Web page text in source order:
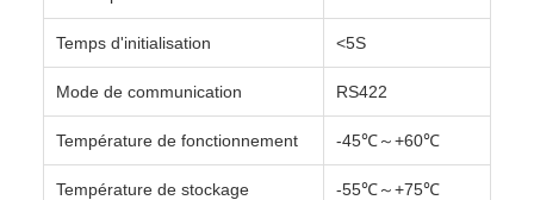
Temps d'initialisation <5S
Mode de communication RS422
Température de fonctionnement -45℃～+60℃
Température de stockage -55℃～+75℃